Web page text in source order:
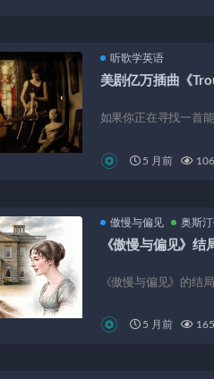
听歌学英语
美剧亿万插曲《
如果你正在寻找一首
5 月前 106
傲慢与偏见 奥斯
《傲慢与偏见》结
《傲慢与偏见》的结
5 月前 165